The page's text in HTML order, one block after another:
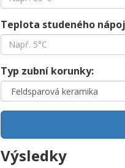
Teplota studeného
Typ zubní korunky:
Výsledky